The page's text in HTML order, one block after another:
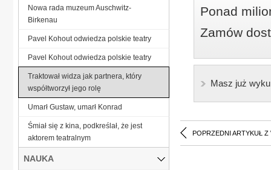
Ponad
Zamów
Masz już
POPRZEDNI ARTYKUŁ Z
Nowa rada muzeum Auschwitz-
Birkenau
Pavel Kohout odwiedza polskie teatry
Pavel Kohout odwiedza polskie teatry
Traktował widza jak partnera, który
współtworzył jego rolę
Umarł Gustaw, umarł Konrad
Śmiał się z kina, podkreślał, że jest
aktorem teatralnym
NAUKA